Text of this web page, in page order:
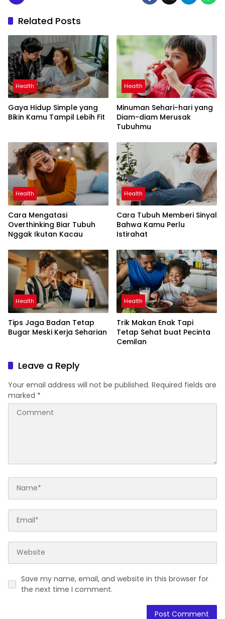
Related Posts
Health
Gaya Hidup Simple yang
Bikin Kamu Tampil Lebih Fit
Health
Minuman Sehari-hari yang
Diam-diam Merusak
Tubuhmu
Health
Cara Mengatasi
Overthinking Biar Tubuh
Nggak Ikutan Kacau
Health
Cara Tubuh Memberi Sinyal
Bahwa Kamu Perlu
Istirahat
Health
Tips Jaga Badan Tetap
Bugar Meski Kerja Seharian
Health
Trik Makan Enak Tapi
Tetap Sehat buat Pecinta
Cemilan
Leave a Reply
Your email address will not be published. Required fields are
marked *
Save my name, email, and website in this browser for
the next time I comment.